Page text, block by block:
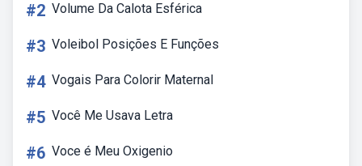
#2 Volume Da Calota Esférica
#3 Voleibol Posições E Funções
#4 Vogais Para Colorir Maternal
#5 Você Me Usava Letra
#6 Voce é Meu Oxigenio